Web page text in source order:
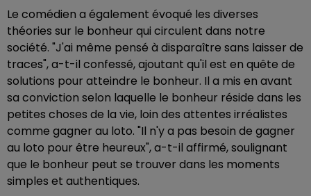
Le comédien a également évoqué les diverses
théories sur le bonheur qui circulent dans notre
société. "J'ai même pensé à disparaître sans laisser de
traces", a-t-il confessé, ajoutant qu'il est en quête de
solutions pour atteindre le bonheur. Il a mis en avant
sa conviction selon laquelle le bonheur réside dans les
petites choses de la vie, loin des attentes irréalistes
comme gagner au loto. "Il n'y a pas besoin de gagner
au loto pour être heureux", a-t-il affirmé, soulignant
que le bonheur peut se trouver dans les moments
simples et authentiques.